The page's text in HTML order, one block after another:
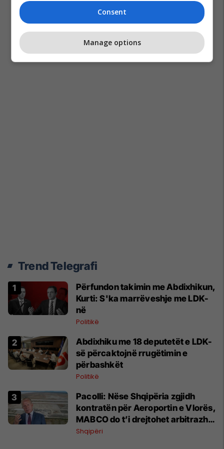
Trend Telegrafi
Përfundon takimin me Abdixhikun,
Kurti: S'ka marrëveshje me LDK-
në
Politikë
Abdixhiku me 18 deputetët e LDK-
së përcaktojnë rrugëtimin e
përbashkët
Politikë
Pacolli: Nëse Shqipëria zgjidh
kontratën për Aeroportin e Vlorës,
MABCO do t’i drejtohet arbitrazhit
ndërkombëtar
Shqipëri
Consent
Manage options